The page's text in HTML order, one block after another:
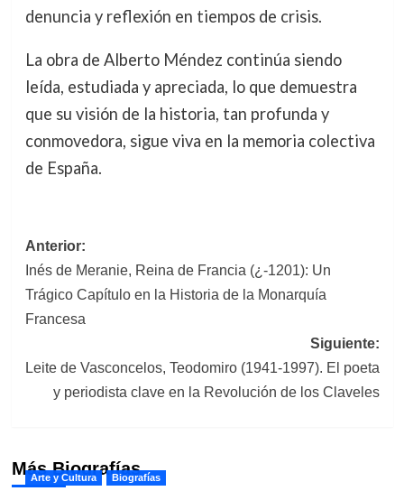
denuncia y reflexión en tiempos de crisis.
La obra de Alberto Méndez continúa siendo
leída, estudiada y apreciada, lo que demuestra
que su visión de la historia, tan profunda y
conmovedora, sigue viva en la memoria colectiva
de España.
Navegación
de
entradas
Anterior:
Inés de Meranie, Reina de Francia (¿-1201): Un
Trágico Capítulo en la Historia de la Monarquía
Francesa
Siguiente:
Leite de Vasconcelos, Teodomiro (1941-1997). El poeta
y periodista clave en la Revolución de los Claveles
Más Biografías
Arte y Cultura Biografías